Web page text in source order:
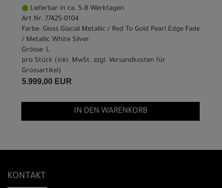
Lieferbar in ca. 5-8 Werktagen
Art.Nr. 77425-0104
Farbe: Gloss Glacial Metallic / Red To Gold Pearl Edge Fade
/ Metallic White Silver
Grösse: L
pro Stück (inkl. MwSt. zzgl. Versandkosten für
Grossartikel)
5.999,00 EUR
IN DEN WARENKORB
KONTAKT